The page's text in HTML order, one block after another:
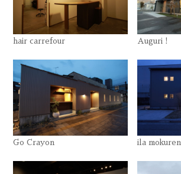
hair carrefour Auguri !
Go Crayon ila mokuren